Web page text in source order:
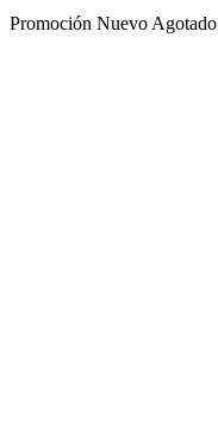
Promoción Nuevo Agotado